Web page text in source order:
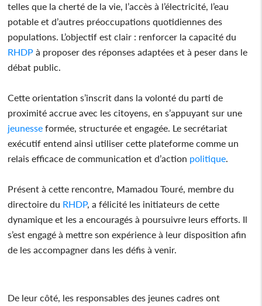
telles que la cherté de la vie, l’accès à l’électricité, l’eau
potable et d’autres préoccupations quotidiennes des
populations. L’objectif est clair : renforcer la capacité du
RHDP à proposer des réponses adaptées et à peser dans le
débat public.
Cette orientation s’inscrit dans la volonté du parti de
proximité accrue avec les citoyens, en s’appuyant sur une
jeunesse formée, structurée et engagée. Le secrétariat
exécutif entend ainsi utiliser cette plateforme comme un
relais efficace de communication et d’action politique
Présent à cette rencontre, Mamadou Touré, membre du
directoire du RHDP, a félicité les initiateurs de cette
dynamique et les a encouragés à poursuivre leurs efforts. Il
s’est engagé à mettre son expérience à leur disposition afin
de les accompagner dans les défis à venir.
De leur côté, les responsables des jeunes cadres ont